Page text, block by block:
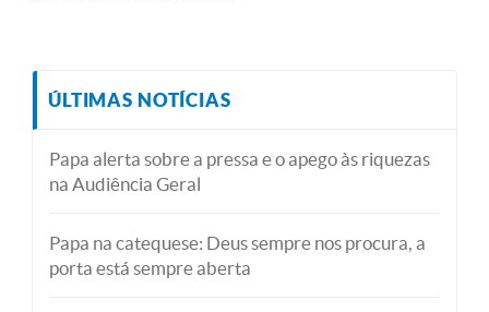
ÚLTIMAS NOTÍCIAS
Papa alerta sobre a pressa e o apego às riquezas
na Audiência Geral
Papa na catequese: Deus sempre nos procura, a
porta está sempre aberta